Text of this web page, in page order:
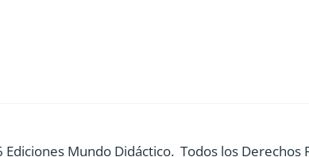
Mundo Didáctico. Todos los Derechos